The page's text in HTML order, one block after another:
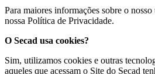
Para maiores informações sobre o nosso
nossa Política de Privacidade.
O Secad usa cookies?
Sim, utilizamos cookies e outras
aqueles que acessam o Site do Secad